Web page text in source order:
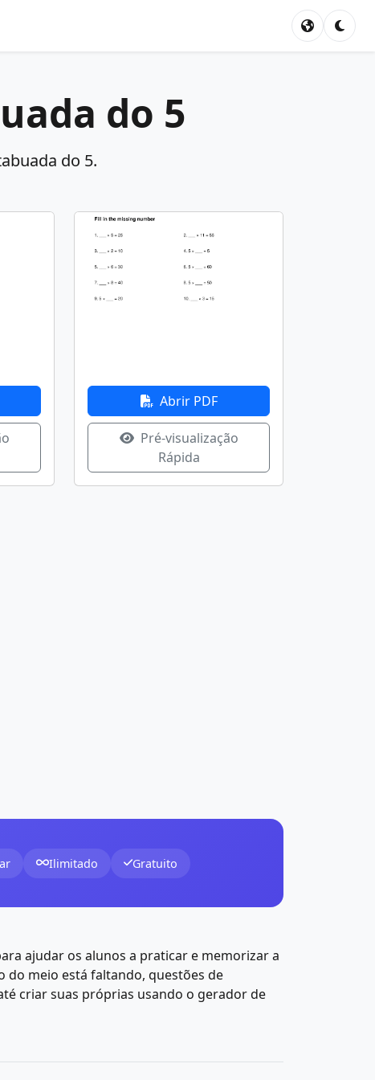
do 5
do 5.
Abrir PDF
Pré-visualização
Rápida
Ilimitado Gratuito
ajudar os alunos a praticar e memorizar a
do meio está faltando, questões de
criar suas próprias usando o gerador de